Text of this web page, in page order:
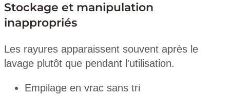
Stockage et manipulation
inappropriés
Les rayures apparaissent souvent après le
lavage plutôt que pendant l'utilisation.
Empilage en vrac sans tri